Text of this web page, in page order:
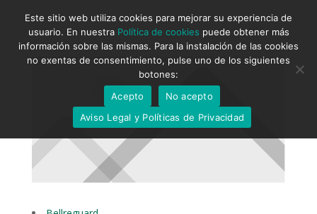
Este sitio web utiliza cookies para mejorar su experiencia de
usuario. En nuestra Política de cookies puede obtener más
información sobre las mismas. Para la instalación de las cookies
no exentas de consentimiento, pulse uno de los siguientes
botones:
Acepto
No acepto
Aviso Legal y Políticas de Privacidad